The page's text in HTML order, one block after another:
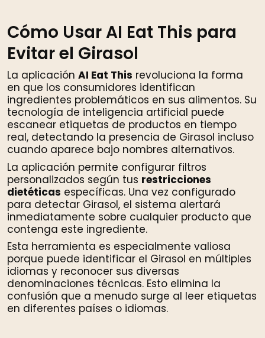
Cómo Usar AI Eat This para
Evitar el Girasol
La aplicación AI Eat This revoluciona la forma
en que los consumidores identifican
ingredientes problemáticos en sus alimentos. Su
tecnología de inteligencia artificial puede
escanear etiquetas de productos en tiempo
real, detectando la presencia de Girasol incluso
cuando aparece bajo nombres alternativos.
La aplicación permite configurar filtros
personalizados según tus restricciones
dietéticas específicas. Una vez configurado
para detectar Girasol, el sistema alertará
inmediatamente sobre cualquier producto que
contenga este ingrediente.
Esta herramienta es especialmente valiosa
porque puede identificar el Girasol en múltiples
idiomas y reconocer sus diversas
denominaciones técnicas. Esto elimina la
confusión que a menudo surge al leer etiquetas
en diferentes países o idiomas.